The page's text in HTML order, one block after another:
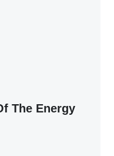
The Energy